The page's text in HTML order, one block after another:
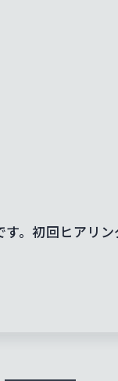
。初回ヒアリ